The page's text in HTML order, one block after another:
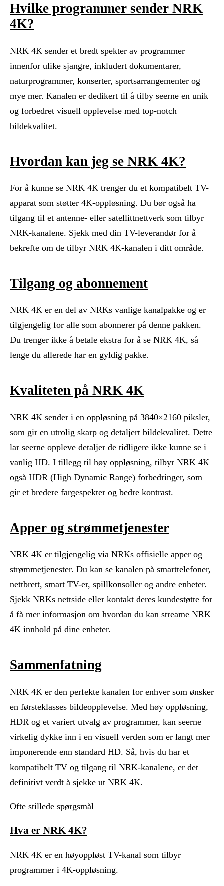
Hvilke programmer sender NRK
4K?
NRK 4K sender et bredt spekter av programmer
innenfor ulike sjangre, inkludert dokumentarer,
naturprogrammer, konserter, sportsarrangementer og
mye mer. Kanalen er dedikert til å tilby seerne en unik
og forbedret visuell opplevelse med top-notch
bildekvalitet.
Hvordan kan jeg se NRK 4K?
For å kunne se NRK 4K trenger du et kompatibelt TV-
apparat som støtter 4K-oppløsning. Du bør også ha
tilgang til et antenne- eller satellittnettverk som tilbyr
NRK-kanalene. Sjekk med din TV-leverandør for å
bekrefte om de tilbyr NRK 4K-kanalen i ditt område.
Tilgang og abonnement
NRK 4K er en del av NRKs vanlige kanalpakke og er
tilgjengelig for alle som abonnerer på denne pakken.
Du trenger ikke å betale ekstra for å se NRK 4K, så
lenge du allerede har en gyldig pakke.
Kvaliteten på NRK 4K
NRK 4K sender i en oppløsning på 3840×2160 piksler,
som gir en utrolig skarp og detaljert bildekvalitet. Dette
lar seerne oppleve detaljer de tidligere ikke kunne se i
vanlig HD. I tillegg til høy oppløsning, tilbyr NRK 4K
også HDR (High Dynamic Range) forbedringer, som
gir et bredere fargespekter og bedre kontrast.
Apper og strømmetjenester
NRK 4K er tilgjengelig via NRKs offisielle apper og
strømmetjenester. Du kan se kanalen på smarttelefoner,
nettbrett, smart TV-er, spillkonsoller og andre enheter.
Sjekk NRKs nettside eller kontakt deres kundestøtte for
å få mer informasjon om hvordan du kan streame NRK
4K innhold på dine enheter.
Sammenfatning
NRK 4K er den perfekte kanalen for enhver som ønsker
en førsteklasses bildeopplevelse. Med høy oppløsning,
HDR og et variert utvalg av programmer, kan seerne
virkelig dykke inn i en visuell verden som er langt mer
imponerende enn standard HD. Så, hvis du har et
kompatibelt TV og tilgang til NRK-kanalene, er det
definitivt verdt å sjekke ut NRK 4K.
Ofte stillede spørgsmål
Hva er NRK 4K?
NRK 4K er en høyoppløst TV-kanal som tilbyr
programmer i 4K-oppløsning.